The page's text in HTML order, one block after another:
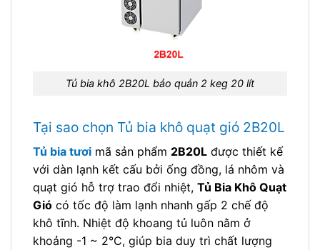
Tủ bia khô 2B20L bảo quản 2 keg 20 lít
Tại sao chọn Tủ bia khô quạt gió 2B20L
Tủ bia tươi mã sản phẩm 2B20L được thiết kế
với dàn lạnh kết cấu bởi ống đồng, lá nhôm và
quạt gió hỗ trợ trao đổi nhiệt, Tủ Bia Khô Quạt
Gió có tốc độ làm lạnh nhanh gấp 2 chế độ
khô tĩnh. Nhiệt độ khoang tủ luôn nằm ở
khoảng -1 ~ 2°C, giúp bia duy trì chất lượng